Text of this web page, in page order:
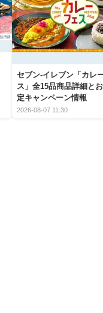
セブン‐イレブン「カレ
ス」全15品商品詳細と
定キャンペーン情報
2026-08-07 11:30